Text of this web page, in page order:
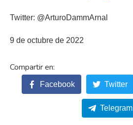
Twitter: @ArturoDammArnal
9 de octubre de 2022
Facebook Twitter
Telegram